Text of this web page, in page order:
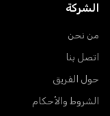
الشركة
من نحن
اتصل بنا
حول الفريق
الشروط والأحكام